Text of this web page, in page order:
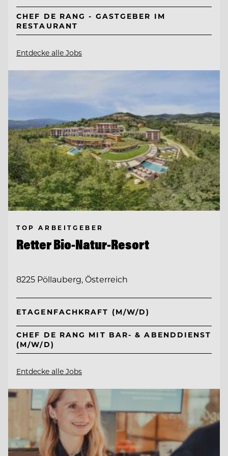
CHEF DE RANG - GASTGEBER IM
RESTAURANT
Entdecke alle Jobs
TOP ARBEITGEBER
Retter Bio-Natur-Resort
8225 Pöllauberg, Österreich
ETAGENFACHKRAFT (M/W/D)
CHEF DE RANG MIT BAR- & ABENDDIENST
(M/W/D)
Entdecke alle Jobs